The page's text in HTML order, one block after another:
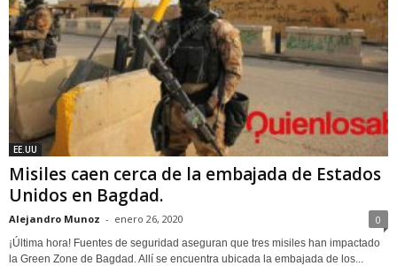
EE.UU
Misiles caen cerca de la embajada de Estados
Unidos en Bagdad.
Alejandro Munoz - enero 26, 2020 0
¡Última hora! Fuentes de seguridad aseguran que tres misiles han impactado
la Green Zone de Bagdad. Allí se encuentra ubicada la embajada de los...